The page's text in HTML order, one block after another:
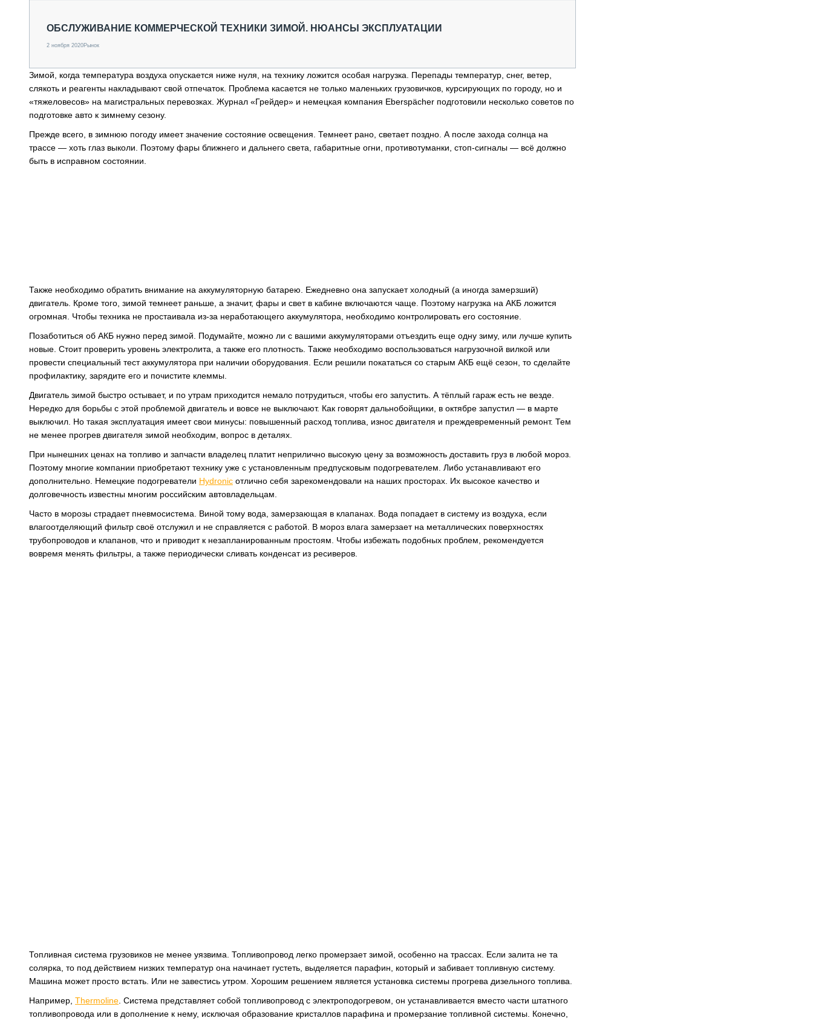
ОБСЛУЖИВАНИЕ КОММЕРЧЕСКОЙ ТЕХНИКИ ЗИМОЙ. НЮАНСЫ ЭКСПЛУАТАЦИИ
2 ноября 2020Рынок
Зимой, когда температура воздуха опускается ниже нуля, на технику ложится особая нагрузка. Перепады температур, снег, ветер,
слякоть и реагенты накладывают свой отпечаток. Проблема касается не только маленьких грузовичков, курсирующих по городу, но и
«тяжеловесов» на магистральных перевозках. Журнал «Грейдер» и немецкая компания Eberspächer подготовили несколько советов по
подготовке авто к зимнему сезону.
Прежде всего, в зимнюю погоду имеет значение состояние освещения. Темнеет рано, светает поздно. А после захода солнца на
трассе — хоть глаз выколи. Поэтому фары ближнего и дальнего света, габаритные огни, противотуманки, стоп-сигналы — всё должно
быть в исправном состоянии.
Также необходимо обратить внимание на аккумуляторную батарею. Ежедневно она запускает холодный (а иногда замерзший)
двигатель. Кроме того, зимой темнеет раньше, а значит, фары и свет в кабине включаются чаще. Поэтому нагрузка на АКБ ложится
огромная. Чтобы техника не простаивала из-за неработающего аккумулятора, необходимо контролировать его состояние.
Позаботиться об АКБ нужно перед зимой. Подумайте, можно ли с вашими аккумуляторами отъездить еще одну зиму, или лучше купить
новые. Стоит проверить уровень электролита, а также его плотность. Также необходимо воспользоваться нагрузочной вилкой или
провести специальный тест аккумулятора при наличии оборудования. Если решили покататься со старым АКБ ещё сезон, то сделайте
профилактику, зарядите его и почистите клеммы.
Двигатель зимой быстро остывает, и по утрам приходится немало потрудиться, чтобы его запустить. А тёплый гараж есть не везде.
Нередко для борьбы с этой проблемой двигатель и вовсе не выключают. Как говорят дальнобойщики, в октябре запустил — в марте
выключил. Но такая эксплуатация имеет свои минусы: повышенный расход топлива, износ двигателя и преждевременный ремонт. Тем
не менее прогрев двигателя зимой необходим, вопрос в деталях.
При нынешних ценах на топливо и запчасти владелец платит неприлично высокую цену за возможность доставить груз в любой мороз.
Поэтому многие компании приобретают технику уже с установленным предпусковым подогревателем. Либо устанавливают его
дополнительно. Немецкие подогреватели Hydronic отлично себя зарекомендовали на наших просторах. Их высокое качество и
долговечность известны многим российским автовладельцам.
Часто в морозы страдает пневмосистема. Виной тому вода, замерзающая в клапанах. Вода попадает в систему из воздуха, если
влагоотделяющий фильтр своё отслужил и не справляется с работой. В мороз влага замерзает на металлических поверхностях
трубопроводов и клапанов, что и приводит к незапланированным простоям. Чтобы избежать подобных проблем, рекомендуется
вовремя менять фильтры, а также периодически сливать конденсат из ресиверов.
Топливная система грузовиков не менее уязвима. Топливопровод легко промерзает зимой, особенно на трассах. Если залита не та
солярка, то под действием низких температур она начинает густеть, выделяется парафин, который и забивает топливную систему.
Машина может просто встать. Или не завестись утром. Хорошим решением является установка системы прогрева дизельного топлива.
Например, Thermoline . Система представляет собой топливопровод с электроподогревом, он устанавливается вместо части штатного
топливопровода или в дополнение к нему, исключая образование кристаллов парафина и промерзание топливной системы. Конечно,